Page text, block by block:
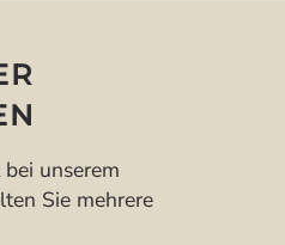
unserem
Sie mehrere